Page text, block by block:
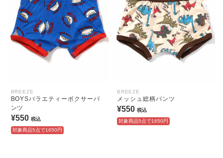
BREEZE
BOYSバラエティーボクサーパ
ンツ
¥550 税込
対象商品5点で1650円
BREEZE
メッシュ総柄パンツ
¥550 税込
対象商品5点で1650円